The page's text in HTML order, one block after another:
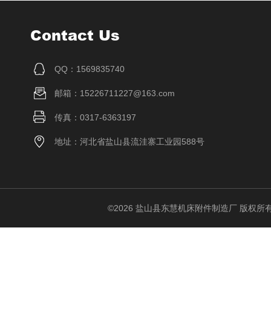
Contact Us
QQ：1569835740
邮箱：15226711227@163.com
传真：0317-6363197
地址：河北省盐山县流洼寨工业园588号
©2026 盐山县东慧机床附件制造厂 版权